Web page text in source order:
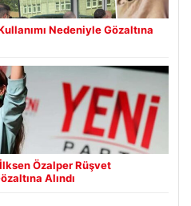
Nedeniyle Gözaltına
Özalper Rüşvet
Alındı